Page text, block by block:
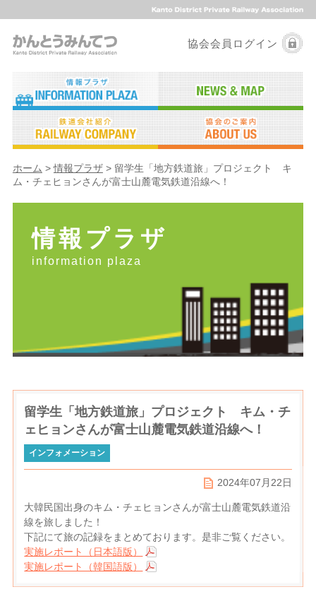
協会会員ログイン
ホーム >情報プラザ> 留学生「地方鉄道旅」プロジェクト キ
ム・チェヒョンさんが富士山麓電気鉄道沿線へ！
情報プラザ
information plaza
留学生「地方鉄道旅」プロジェクト キム・チ
ェヒョンさんが富士山麓電気鉄道沿線へ！
インフォメーション
2024年07月22日
大韓民国出身のキム・チェヒョンさんが富士山麓電気鉄道沿
線を旅しました！
下記にて旅の記録をまとめております。是非ご覧ください。
実施レポート（日本語版）
実施レポート（韓国語版）